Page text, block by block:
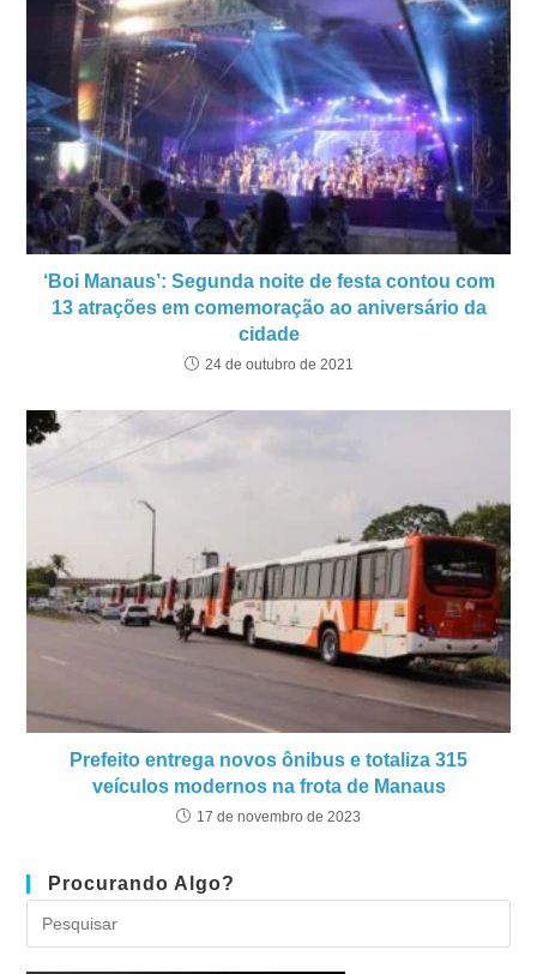
‘Boi Manaus’: Segunda noite de festa contou com
13 atrações em comemoração ao aniversário da
cidade
24 de outubro de 2021
Prefeito entrega novos ônibus e totaliza 315
veículos modernos na frota de Manaus
17 de novembro de 2023
Procurando Algo?